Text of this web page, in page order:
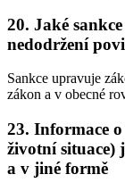
20. Jaké
nedodržení
Sankce upravuje
zákon a v obecné
23. Informace
životní situace)
a v jiné formě